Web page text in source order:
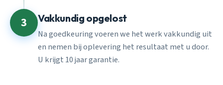
3 Vakkundig opgelost
Na goedkeuring voeren we het werk vakkundig uit
en nemen bij oplevering het resultaat met u door.
U krijgt 10 jaar garantie.